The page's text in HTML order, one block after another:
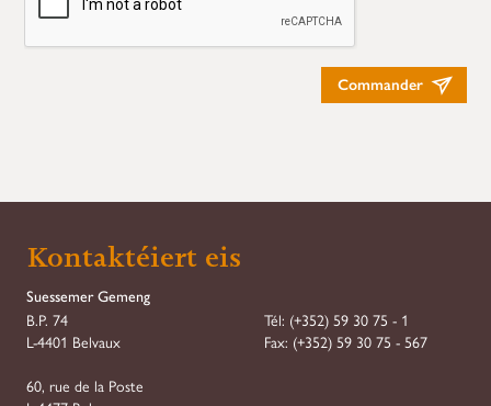
Commander
Kontaktéiert eis
Suessemer Gemeng
B.P. 74
L-4401 Belvaux
60, rue de la Poste
Tél: (+352) 59 30 75 - 1
Fax: (+352) 59 30 75 - 567